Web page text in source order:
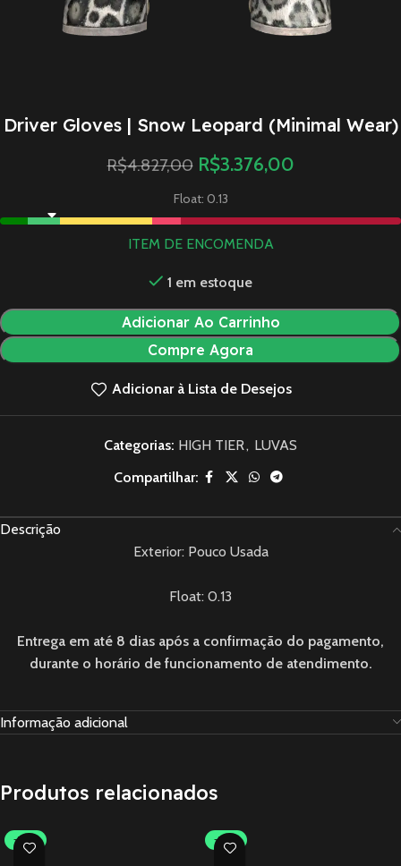
Driver Gloves | Snow Leopard (Minimal Wear)
R$4.827,00 R$3.376,00
Float: 0.13
ITEM DE ENCOMENDA
1 em estoque
Adicionar Ao Carrinho
Compre Agora
Adicionar à Lista de Desejos
Categorias: HIGH TIER, LUVAS
Compartilhar:
Descrição
Exterior: Pouco Usada
Float: 0.13
Entrega em até 8 dias após a confirmação do pagamento,
durante o horário de funcionamento de atendimento.
Informação adicional
Produtos relacionados
-30% -30%